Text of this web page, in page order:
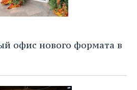
офис нового формата в